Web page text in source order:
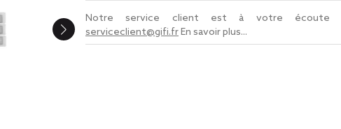
Notre service client est à votre écoute
serviceclient@gifi.frEn savoir plus...